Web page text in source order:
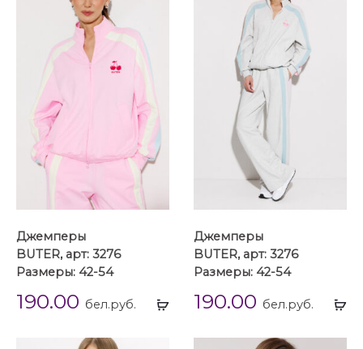
Выбрать
Джемперы
BUTER, арт: 3276
Размеры: 42-54
190.00 бел.руб.
Джемперы
BUTER, арт: 3276
Размеры: 42-54
190.00 бел.руб.